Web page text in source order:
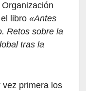
libro «Antes
Retos sobre la
tras la
vez primera los